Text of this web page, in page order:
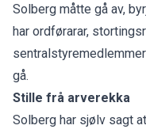
Solberg måtte gå av,
har ordførarar,
gå.
Stille frå arverekka
Solberg har sjølv sagt